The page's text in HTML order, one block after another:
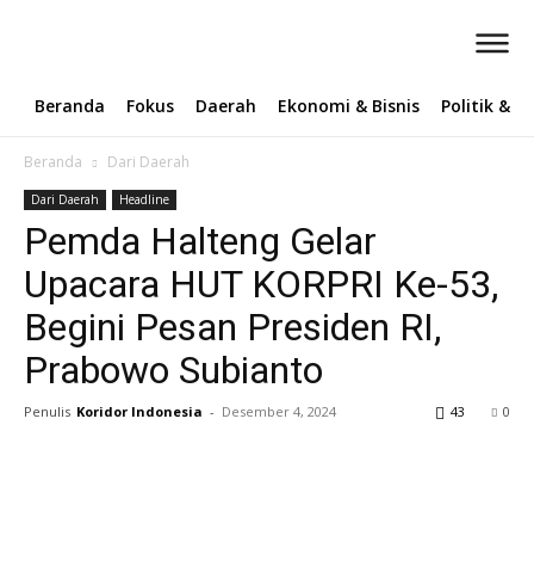
Beranda Fokus Daerah Ekonomi & Bisnis Politik &
Beranda Dari Daerah
Dari Daerah Headline
Pemda Halteng Gelar
Upacara HUT KORPRI Ke-53,
Begini Pesan Presiden RI,
Prabowo Subianto
Penulis Koridor Indonesia - Desember 4, 2024 0
43